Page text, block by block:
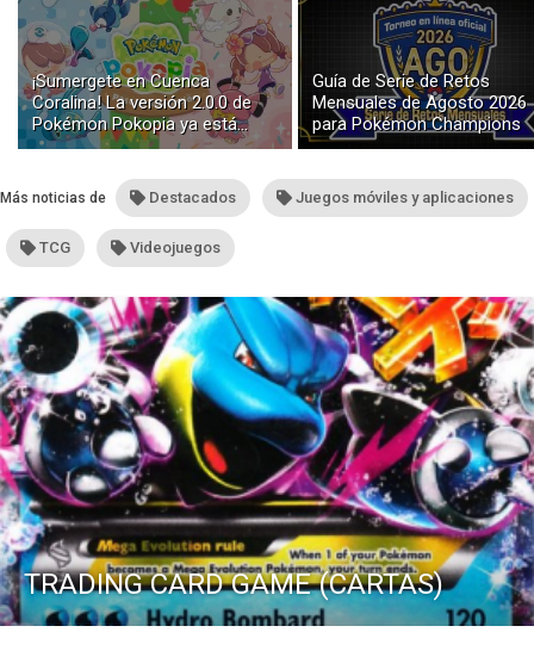
¡Sumergete en Cuenca
Coralina! La versión 2.0.0 de
Pokémon Pokopia ya está
disponible con buceo y
Guía de Serie de Retos
Mensuales de Agosto 2026
para Pokémon Champions
Más noticias de Destacados Juegos móviles y aplicaciones
TCG Videojuegos
TRADING CARD GAME (CARTAS)